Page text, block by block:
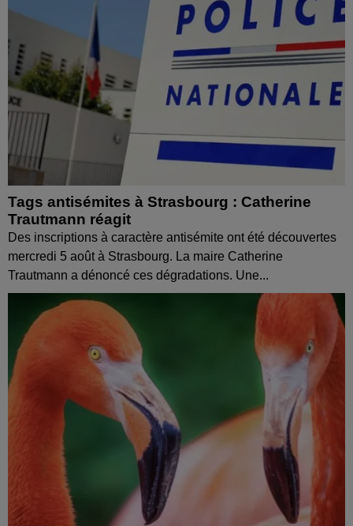
Tags antisémites à Strasbourg : Catherine
Trautmann réagit
Des inscriptions à caractère antisémite ont été découvertes
mercredi 5 août à Strasbourg. La maire Catherine
Trautmann a dénoncé ces dégradations. Une...